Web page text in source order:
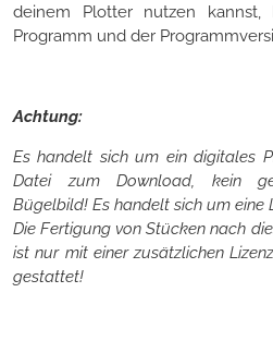
deinem Plotter nutzen
Programm und der
Achtung:
Es handelt sich um ein digitales
Datei zum Download, kein
Bügelbild! Es handelt sich um eine
Die Fertigung von Stücken nach
ist nur mit einer zusätzlichen
gestattet!